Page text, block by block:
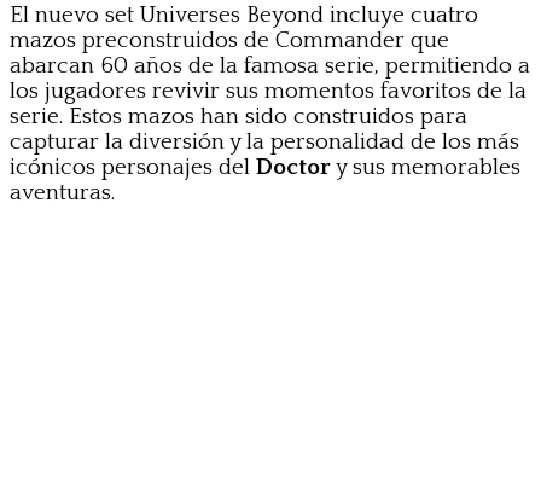
El nuevo set Universes Beyond incluye cuatro
mazos preconstruidos de Commander que
abarcan 60 años de la famosa serie, permitiendo a
los jugadores revivir sus momentos favoritos de la
serie. Estos mazos han sido construidos para
capturar la diversión y la personalidad de los más
icónicos personajes del Doctory sus memorables
aventuras.